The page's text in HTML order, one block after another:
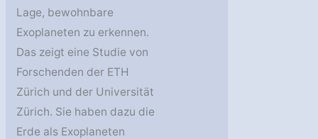
Lage, bewohnbare
Exoplaneten zu erkennen.
Das zeigt eine Studie von
Forschenden der ETH
Zürich und der Universität
Zürich. Sie haben dazu die
Erde als Exoplaneten